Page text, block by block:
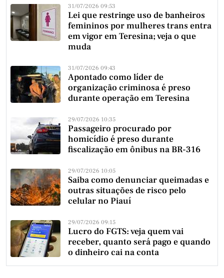
31/07/2026 09:53
Lei que restringe uso de banheiros
femininos por mulheres trans entra
em vigor em Teresina; veja o que
muda
31/07/2026 09:43
Apontado como líder de
organização criminosa é preso
durante operação em Teresina
29/07/2026 10:35
Passageiro procurado por
homicídio é preso durante
fiscalização em ônibus na BR-316
29/07/2026 10:05
Saiba como denunciar queimadas e
outras situações de risco pelo
celular no Piauí
29/07/2026 09:15
Lucro do FGTS: veja quem vai
receber, quanto será pago e quando
o dinheiro cai na conta